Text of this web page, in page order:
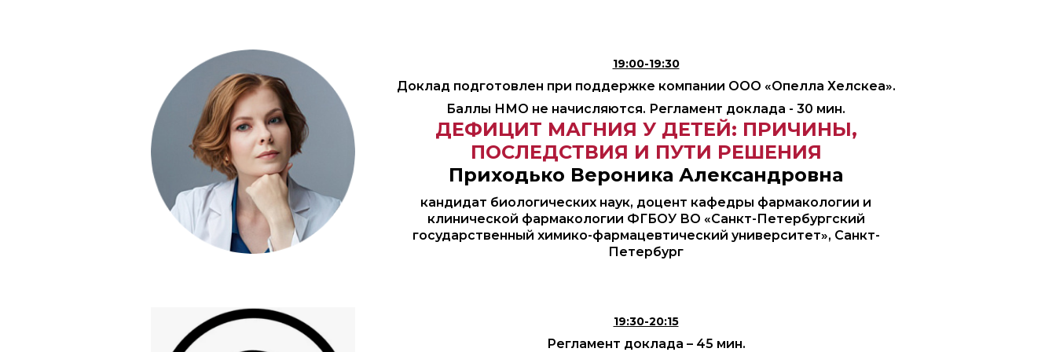
19:00-19:30
Доклад подготовлен при поддержке компании ООО «Опелла Хелскеа».
Баллы НМО не начисляются. Регламент доклада - 30 мин.
ДЕФИЦИТ МАГНИЯ У ДЕТЕЙ: ПРИЧИНЫ,
ПОСЛЕДСТВИЯ И ПУТИ РЕШЕНИЯ
Приходько Вероника Александровна
кандидат биологических наук, доцент кафедры фармакологии и
клинической фармакологии ФГБОУ ВО «Санкт-Петербургский
государственный химико-фармацевтический университет», Санкт-
Петербург
19:30-20:15
Регламент доклада – 45 мин.